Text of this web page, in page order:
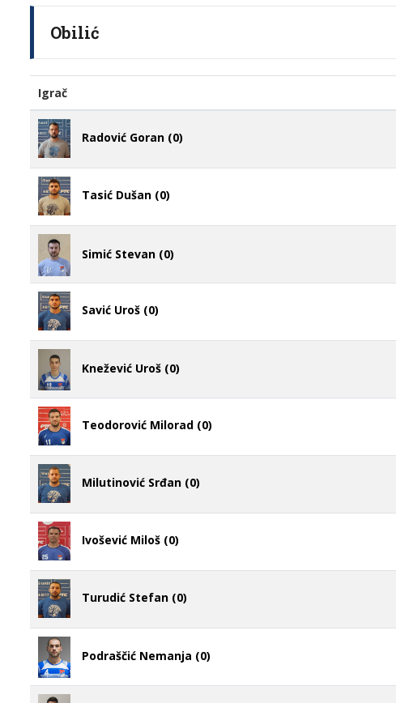
Obilić
Igrač
Radović Goran (0)
Tasić Dušan (0)
Simić Stevan (0)
Savić Uroš (0)
Knežević Uroš (0)
Teodorović Milorad (0)
Milutinović Srđan (0)
Ivošević Miloš (0)
Turudić Stefan (0)
Podraščić Nemanja (0)